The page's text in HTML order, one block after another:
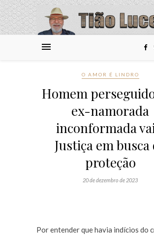
O AMOR É LINDRO
Homem
ex-namorada
inconformada
Justiça em busca
proteção
20 de dezembro de 2023
Por entender que havia indícios do